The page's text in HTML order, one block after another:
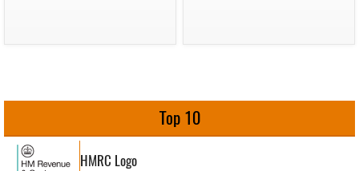
Top 10
HMRC Logo